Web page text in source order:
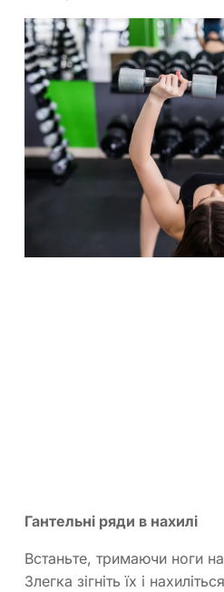
Гантельні ряди в нахилі
Встаньте, тримаючи ноги
Злегка зігніть їх і